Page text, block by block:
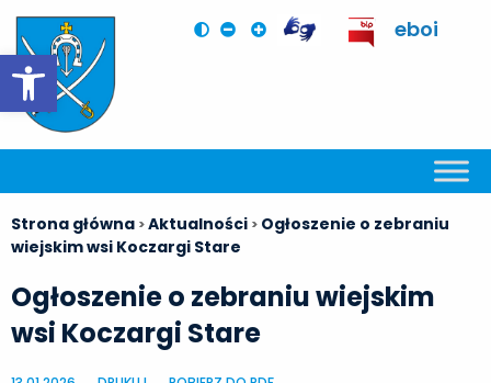
Otwórz pasek narzędzi
eboi
Strona główna >Aktualności > Ogłoszenie o zebraniu
wiejskim wsi Koczargi Stare
Ogłoszenie o zebraniu wiejskim
wsi Koczargi Stare